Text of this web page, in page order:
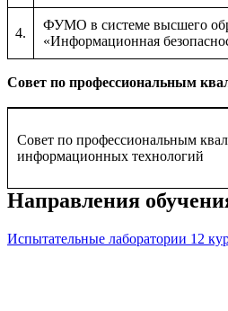
4.
ФУМО в системе высшего
«Информационная
Совет по профессиональным
Совет по профессиональным
информационных технологий
Направления
Испытательные лаборатории 12